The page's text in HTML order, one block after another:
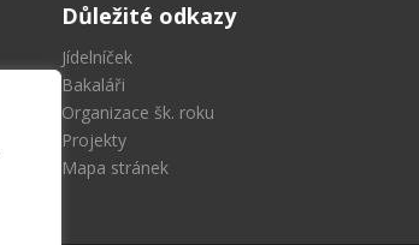
Důležité odkazy
Jídelníček
Bakaláři
Organizace šk. roku
Projekty
Mapa stránek